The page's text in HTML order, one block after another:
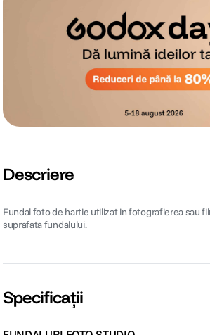
Descriere
Fundal foto de hartie utilizat in fotografierea sau
suprafata fundalului.
Specificații